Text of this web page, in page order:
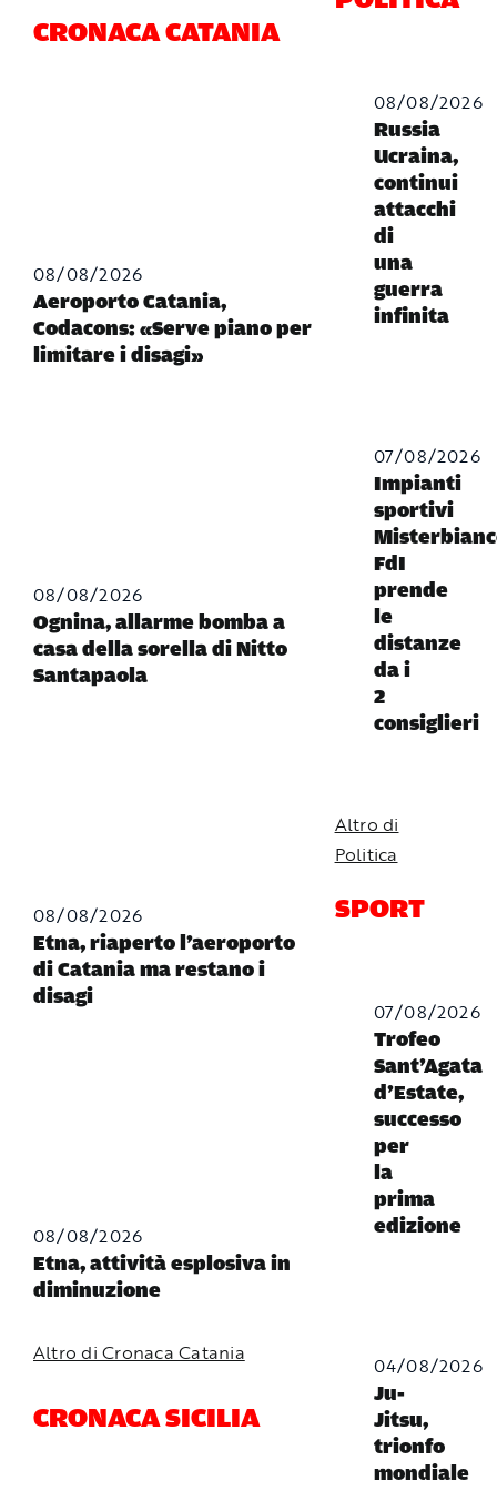
CRONACA CATANIA
08/08/2026
Aeroporto Catania,
Codacons: «Serve piano per
limitare i disagi»
08/08/2026
Ognina, allarme bomba a
casa della sorella di Nitto
Santapaola
08/08/2026
Etna, riaperto l’aeroporto
di Catania ma restano i
disagi
08/08/2026
Etna, attività esplosiva in
diminuzione
Altro di Cronaca Catania
CRONACA SICILIA
08/08/2026
Russia
Ucraina,
continui
attacchi
di
una
guerra
infinita
07/08/2026
Impianti
sportivi
FdI
prende
le
distanze
da i
2
consiglieri
Altro di
Politica
SPORT
07/08/2026
Trofeo
Sant’Agata
d’Estate,
successo
per
la
prima
edizione
04/08/2026
Ju-
Jitsu,
trionfo
mondiale